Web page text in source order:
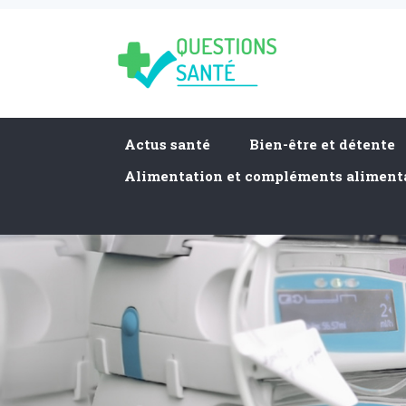
Actus santé
Bien-être et détente
Alimentation et compléments